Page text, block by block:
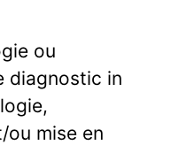
ou
diagnostic in
ou mise en